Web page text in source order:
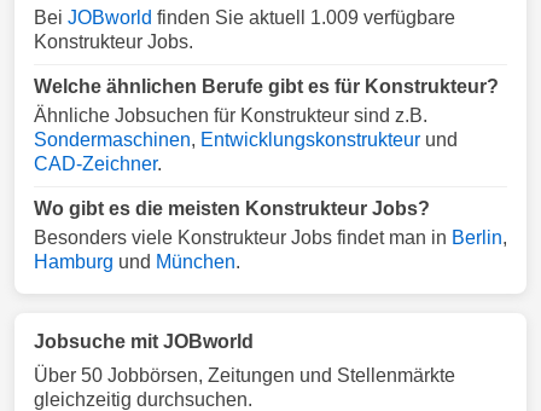
Bei JOBworld finden Sie aktuell 1.009 verfügbare
Konstrukteur Jobs.
Welche ähnlichen Berufe gibt es für Konstrukteur?
Ähnliche Jobsuchen für Konstrukteur sind z.B.
Sondermaschinen, Entwicklungskonstrukteur und
CAD-Zeichner.
Wo gibt es die meisten Konstrukteur Jobs?
Besonders viele Konstrukteur Jobs findet man in Berlin,
Hamburg und München.
Jobsuche mit JOBworld
Über 50 Jobbörsen, Zeitungen und Stellenmärkte
gleichzeitig durchsuchen.